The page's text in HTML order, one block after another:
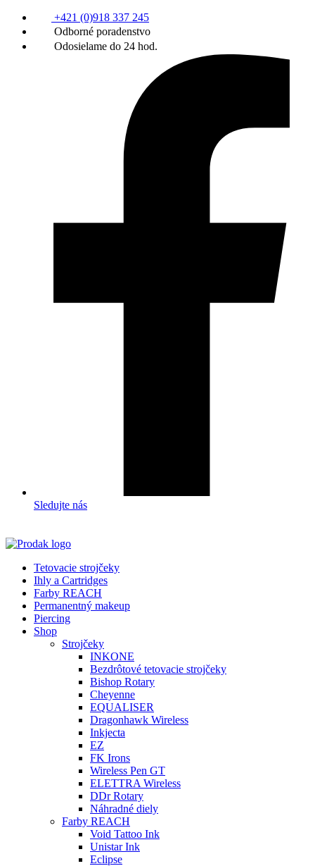
+421 (0)918 337 245
Odborné poradenstvo
Odosielame do 24 hod.
Sledujte nás
Tetovacie strojčeky
Ihly a Cartridges
Farby REACH
Permanentný makeup
Piercing
Shop
Strojčeky
INKONE
Bezdrôtové tetovacie strojčeky
Bishop Rotary
Cheyenne
EQUALISER
Dragonhawk Wireless
Inkjecta
EZ
FK Irons
Wireless Pen GT
ELETTRA Wireless
DDr Rotary
Náhradné diely
Farby REACH
Void Tattoo Ink
Unistar Ink
Eclipse